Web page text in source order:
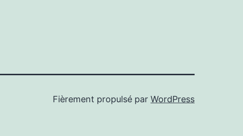
Fièrement propulsé par WordPress